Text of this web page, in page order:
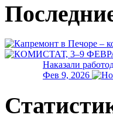
Наказали
Фев 9, 2026